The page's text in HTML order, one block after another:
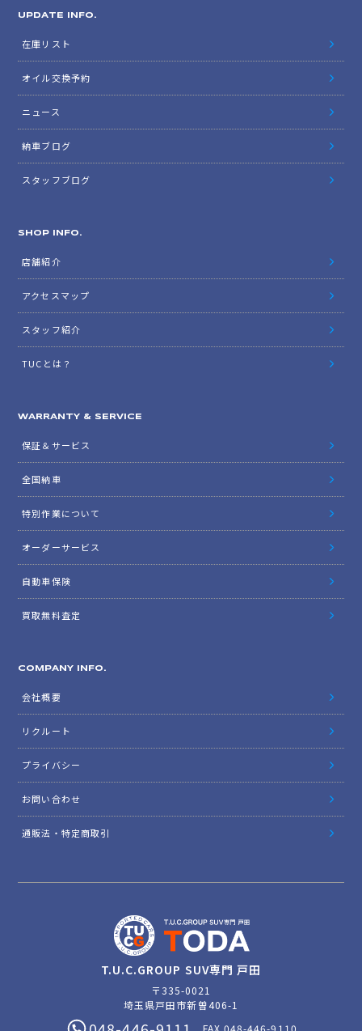
UPDATE INFO.
在庫リスト
オイル交換予約
ニュース
納車ブログ
スタッフブログ
SHOP INFO.
店舗紹介
アクセスマップ
スタッフ紹介
TUCとは？
WARRANTY & SERVICE
保証＆サービス
全国納車
特別作業について
オーダーサービス
自動車保険
買取無料査定
COMPANY INFO.
会社概要
リクルート
プライバシー
お問い合わせ
通販法・特定商取引
T.U.C.GROUP SUV専門 戸田
〒335-0021
埼玉県戸田市新曽406-1